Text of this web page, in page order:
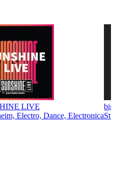
LIVE
Electro, Dance, Electronica